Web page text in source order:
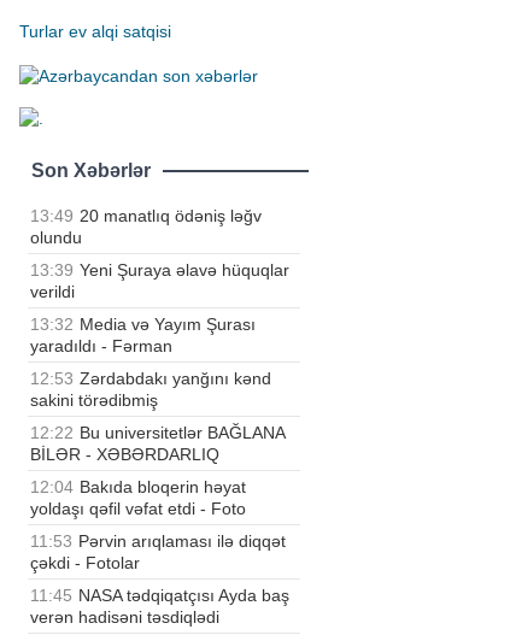
Turlar ev alqi satqisi
Son Xəbərlər
13:49 20 manatlıq ödəniş ləğv
olundu
13:39 Yeni Şuraya əlavə hüquqlar
verildi
13:32 Media və Yayım Şurası
yaradıldı - Fərman
12:53 Zərdabdakı yanğını kənd
sakini törədibmiş
12:22 Bu universitetlər BAĞLANA
BİLƏR - XƏBƏRDARLIQ
12:04 Bakıda bloqerin həyat
yoldaşı qəfil vəfat etdi - Foto
11:53 Pərvin arıqlaması ilə diqqət
çəkdi - Fotolar
11:45 NASA tədqiqatçısı Ayda baş
verən hadisəni təsdiqlədi